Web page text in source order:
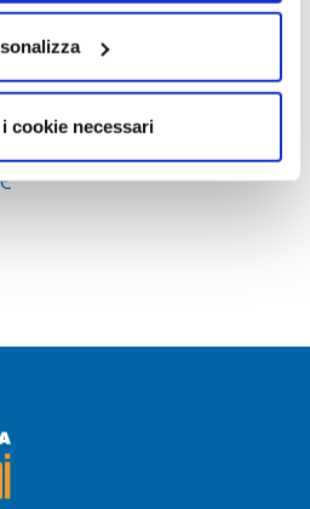
cookie necessari